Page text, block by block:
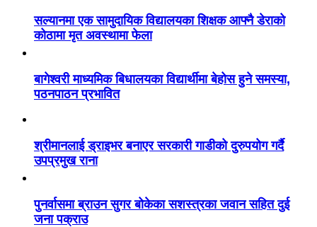
सल्यानमा एक सामुदायिक विद्यालयका शिक्षक आफ्नै डेराको
कोठामा मृत अवस्थामा फेला
बागेश्वरी माध्यमिक बिधालयका विद्यार्थीमा बेहोस हुने समस्या,
पठनपाठन प्रभावित
श्रीमानलाई ड्राइभर बनाएर सरकारी गाडीको दुरुपयोग गर्दै
उपप्रमुख राना
पुनर्वासमा ब्राउन सुगर बोकेका सशस्त्रका जवान सहित दुई
जना पक्राउ